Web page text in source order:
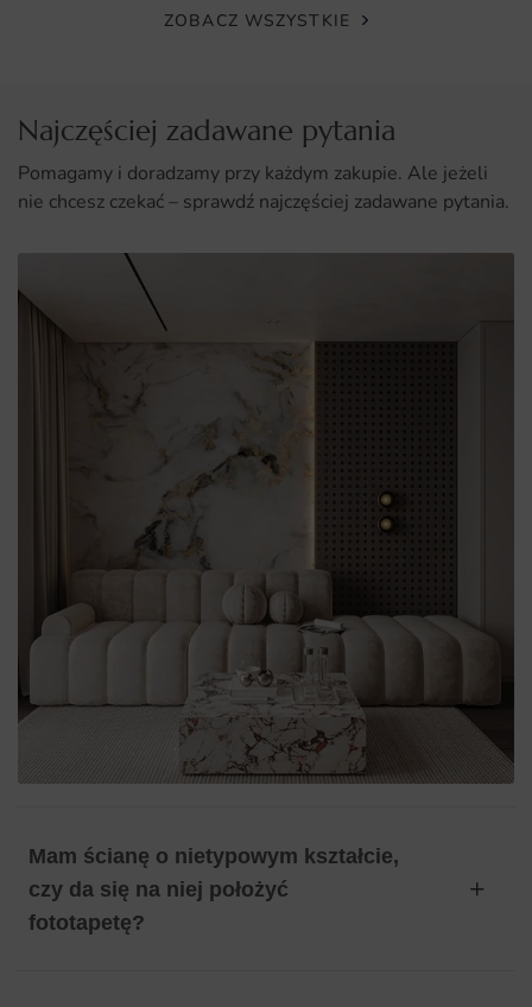
ZOBACZ WSZYSTKIE
Najczęściej zadawane pytania
Pomagamy i doradzamy przy każdym zakupie. Ale jeżeli
nie chcesz czekać – sprawdź najczęściej zadawane pytania.
Mam ścianę o nietypowym kształcie,
czy da się na niej położyć
fototapetę?